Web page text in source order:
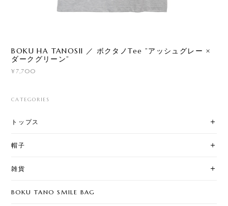
BOKU HA TANOSII ／ ボクタノTee ”アッシュグレー ×
ダークグリーン”
¥7,700
CATEGORIES
トップス
帽子
雑貨
BOKU TANO SMILE BAG